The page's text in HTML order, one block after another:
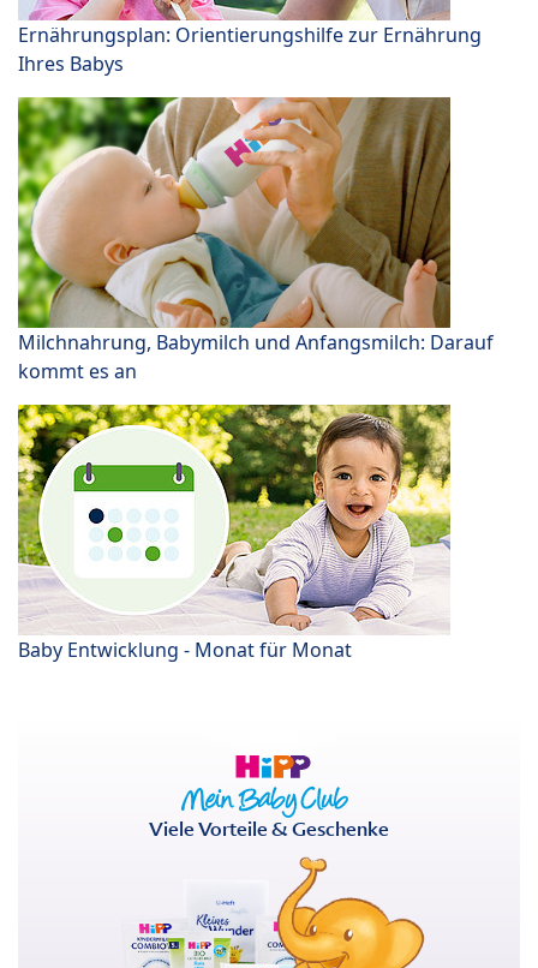
Ernährungsplan: Orientierungshilfe zur Ernährung
Ihres Babys
Milchnahrung, Babymilch und Anfangsmilch: Darauf
kommt es an
Baby Entwicklung - Monat für Monat
Viele Vorteile & Geschenke